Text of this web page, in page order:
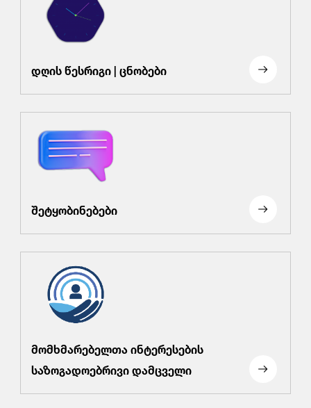
დღის წესრიგი | ცნობები
შეტყობინებები
მომხმარებელთა ინტერესების
საზოგადოებრივი დამცველი